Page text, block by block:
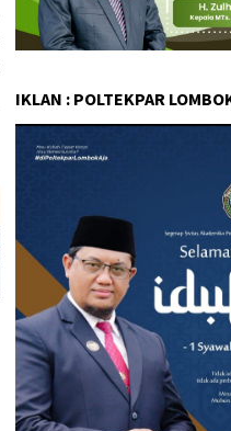
IKLAN : POLTEKPAR